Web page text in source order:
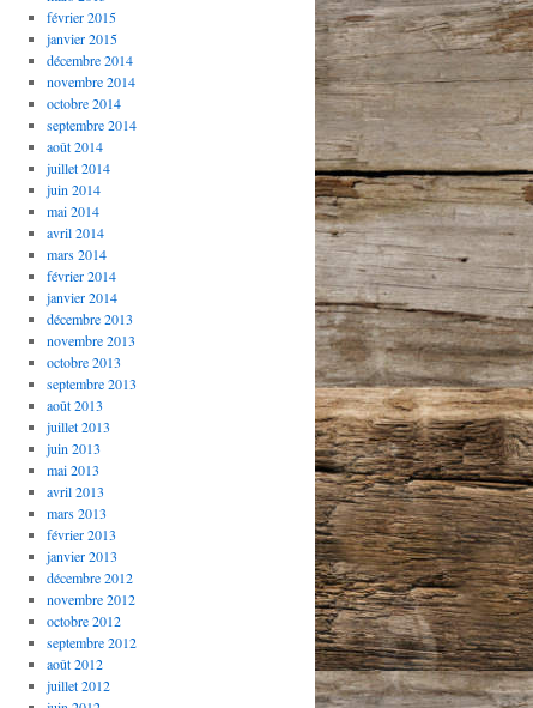
février 2015
janvier 2015
décembre 2014
novembre 2014
octobre 2014
septembre 2014
août 2014
juillet 2014
juin 2014
mai 2014
avril 2014
mars 2014
février 2014
janvier 2014
décembre 2013
novembre 2013
octobre 2013
septembre 2013
août 2013
juillet 2013
juin 2013
mai 2013
avril 2013
mars 2013
février 2013
janvier 2013
décembre 2012
novembre 2012
octobre 2012
septembre 2012
août 2012
juillet 2012